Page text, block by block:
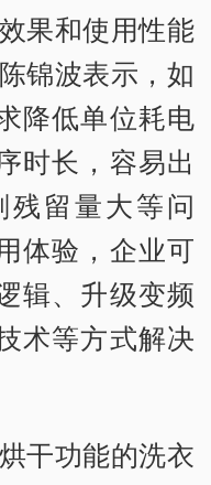
果和使用性能
锦波表示，如
降低单位耗电
时长，容易出
留量大等问
体验，企业可
辑、升级变频
术等方式解决
干功能的洗衣